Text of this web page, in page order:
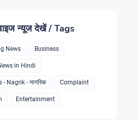
न्यूज देखें / Tags
News Business
in Hindi
- Nagrik - नागरिक Complaint
Entertainment